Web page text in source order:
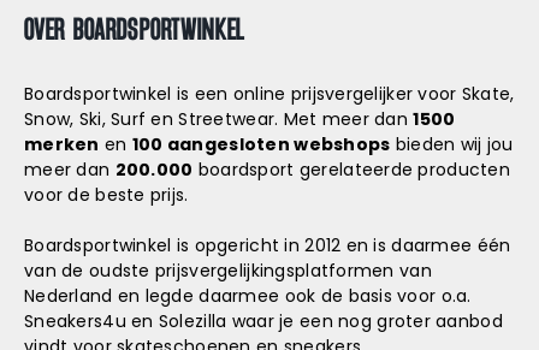
OVER BOARDSPORTWINKEL
Boardsportwinkel is een online prijsvergelijker voor Skate,
Snow, Ski, Surf en Streetwear. Met meer dan1500
merken en 100 aangesloten webshops bieden wij jou
meer dan 200.000 boardsport gerelateerde producten
voor de beste prijs.
Boardsportwinkel is opgericht in 2012 en is daarmee één
van de oudste prijsvergelijkingsplatformen van
Nederland en legde daarmee ook de basis voor o.a.
Sneakers4u en Solezilla waar je een nog groter aanbod